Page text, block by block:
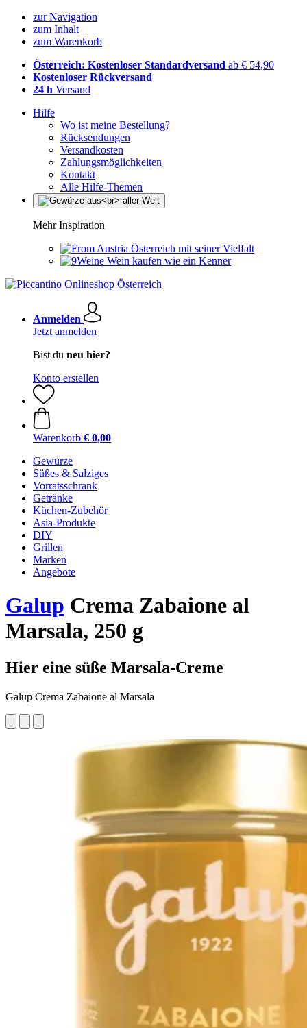
zur Navigation
zum Inhalt
zum Warenkorb
Österreich: Kostenloser Standardversand ab € 54,90
Kostenloser Rückversand
24 h Versand
Hilfe
Wo ist meine Bestellung?
Rücksendungen
Versandkosten
Zahlungsmöglichkeiten
Kontakt
Alle Hilfe-Themen
Mehr Inspiration
Österreich mit seiner Vielfalt
Wein kaufen wie ein Kenner
Anmelden
Jetzt anmelden
Bist du neu hier?
Konto erstellen
Warenkorb € 0,00
Gewürze
Süßes & Salziges
Vorratsschrank
Getränke
Küchen-Zubehör
Asia-Produkte
DIY
Grillen
Marken
Angebote
Galup Crema Zabaione al
Marsala, 250 g
Hier eine süße Marsala-Creme
Galup Crema Zabaione al Marsala